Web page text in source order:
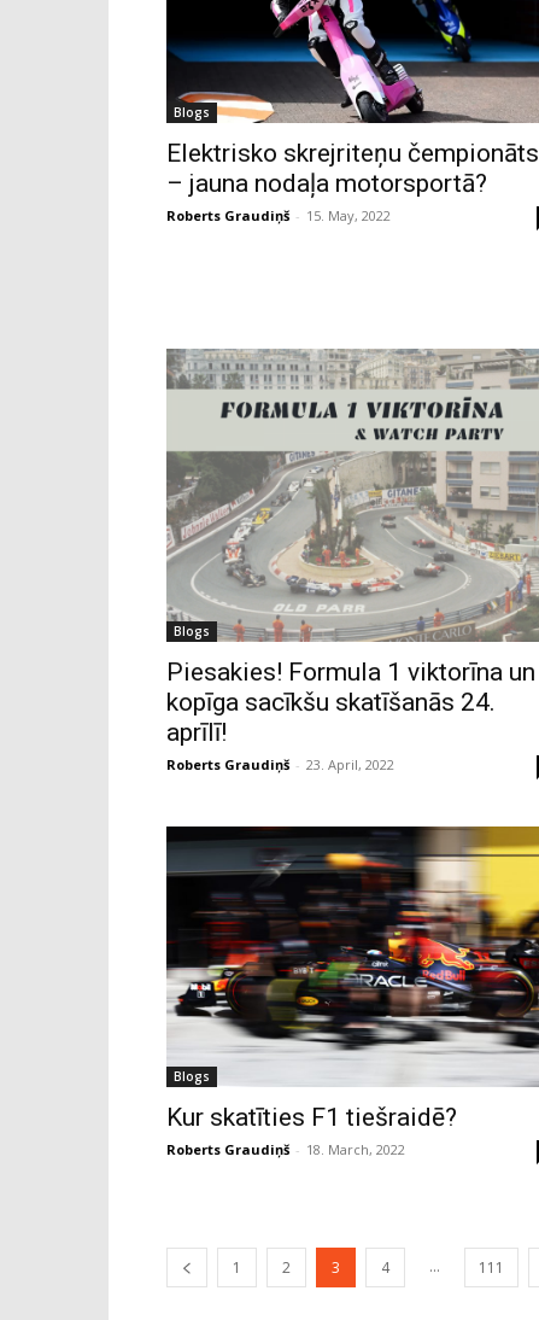
Blogs
Elektrisko skrejriteņu čempionāts
– jauna nodaļa motorsportā?
Roberts Graudiņš - 15. May, 2022
Blogs
Piesakies! Formula 1 viktorīna un
kopīga sacīkšu skatīšanās 24.
aprīlī!
Roberts Graudiņš - 23. April, 2022
Blogs
Kur skatīties F1 tiešraidē?
Roberts Graudiņš - 18. March, 2022
1 2 3 4 ... 111